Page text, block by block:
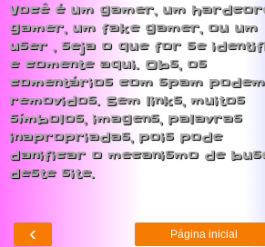
Você é um gamer, um
gamer, um fake gamer, ou um
user , seja o que for se
e comente aqui. Obs, os
comentários com spam
removidos. Sem links, muitos
símbolos, imagens, palavras
inapropriadas, pois pode
danificar o mecanismo de
deste site.
‹ Página inicial